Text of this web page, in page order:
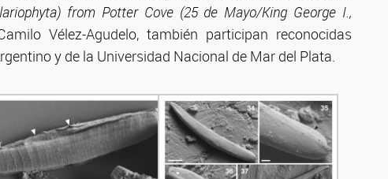
from Potter Cove (25 de Mayo/King George I.,
Vélez-Agudelo, también participan reconocidas
y de la Universidad Nacional de Mar del Plata.